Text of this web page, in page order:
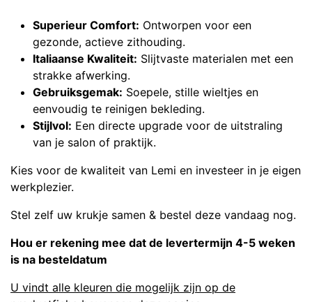
Superieur Comfort: Ontworpen voor een
gezonde, actieve zithouding.
Italiaanse Kwaliteit: Slijtvaste materialen met een
strakke afwerking.
Gebruiksgemak: Soepele, stille wieltjes en
eenvoudig te reinigen bekleding.
Stijlvol: Een directe upgrade voor de uitstraling
van je salon of praktijk.
Kies voor de kwaliteit van Lemi en investeer in je eigen
werkplezier.
Stel zelf uw krukje samen & bestel deze vandaag nog.
Hou er rekening mee dat de levertermijn 4-5 weken
is na besteldatum
U vindt alle kleuren die mogelijk zijn op de